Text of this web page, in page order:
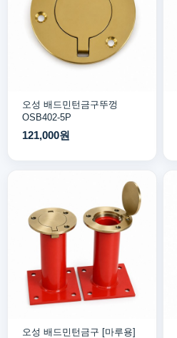
오성 배드민턴금구뚜껑
OSB402-5P
121,000원
오성 배드민턴금구 [마루용]